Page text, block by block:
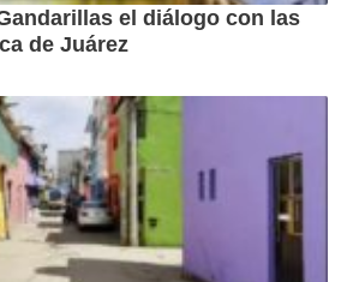
el diálogo con las
de Juárez